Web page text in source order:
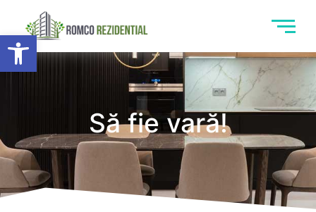
Deschide bara de unelte
Să fie vară!